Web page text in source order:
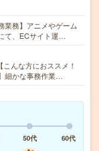
業務】アニメやゲーム
て、ECサイト運…
んな方におススメ！
細かな事務作業…
50代
60代